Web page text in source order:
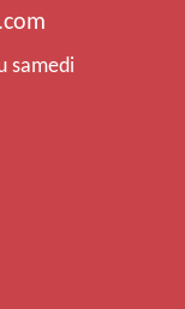
samedi